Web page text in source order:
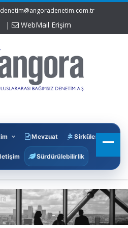
denetim@angoradenetim.com.tr
| WebMail Erişim
Mevzuat Sirküler
Sürdürülebilirlik